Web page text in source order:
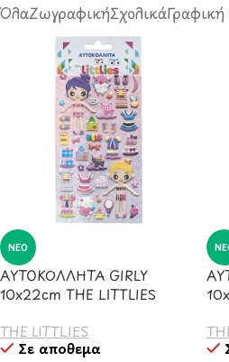
ΌλαΖωγραφικήΣχολικάΓραφική
ΝΈΟ
ΑΥΤΟΚΟΛΛΗΤΑ GIRLY
10x22cm THE LITTLIES
THE LITTLIES
Σε απόθεμα